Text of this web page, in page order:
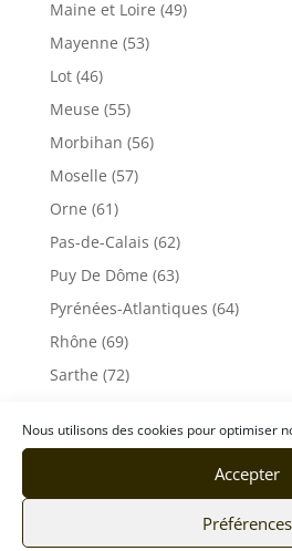
Nous utilisons des cookies pour optimiser
Accepter
Préférences
Maine et Loire (49)
Mayenne (53)
Lot (46)
Meuse (55)
Morbihan (56)
Moselle (57)
Orne (61)
Pas-de-Calais (62)
Puy De Dôme (63)
Pyrénées-Atlantiques (64)
Rhône (69)
Sarthe (72)
Haute-Savoie (74)